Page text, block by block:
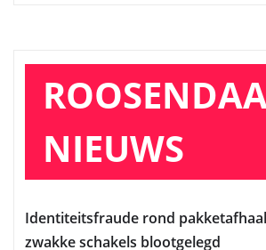
NIEUWS
Identiteitsfraude rond
zwakke schakels blootgelegd